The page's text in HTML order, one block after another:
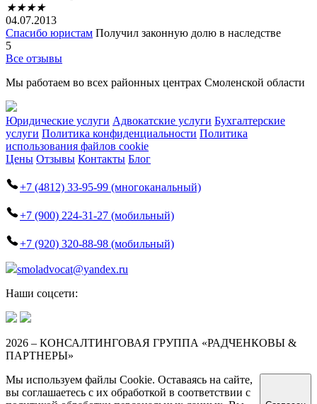
★★★★
04.07.2013
Спасибо юристам Получил законную долю в наследстве
5
Все отзывы
Мы работаем во всех районных центрах Смоленской области
Юридические услуги Адвокатские услуги Бухгалтерские
услуги Политика конфиденциальности Политика
использования файлов cookie
Цены Отзывы Контакты Блог
+7 (4812) 33-95-99 (многоканальный)
+7 (900) 224-31-27 (мобильный)
+7 (920) 320-88-98 (мобильный)
smoladvocat@yandex.ru
Наши соцсети:
2026 – КОНСАЛТИНГОВАЯ ГРУППА «РАДЧЕНКОВЫ &
ПАРТНЕРЫ»
Мы используем файлы Cookie. Оставаясь на сайте,
вы соглашаетесь с их обработкой в соответствии с